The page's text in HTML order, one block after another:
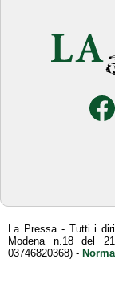
La Pressa - Tutti i
Modena n.18 del
03746820368) -